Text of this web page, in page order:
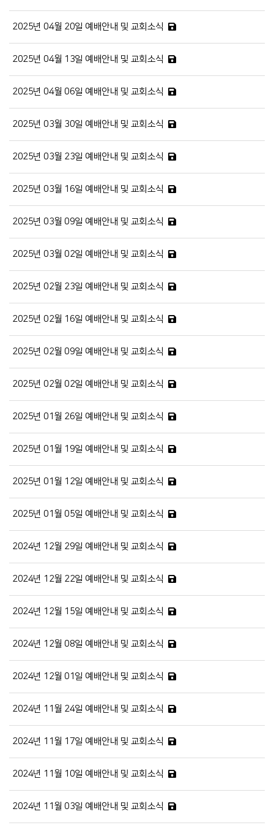
2025년 04월 20일 예배안내 및 교회소식
2025년 04월 13일 예배안내 및 교회소식
2025년 04월 06일 예배안내 및 교회소식
2025년 03월 30일 예배안내 및 교회소식
2025년 03월 23일 예배안내 및 교회소식
2025년 03월 16일 예배안내 및 교회소식
2025년 03월 09일 예배안내 및 교회소식
2025년 03월 02일 예배안내 및 교회소식
2025년 02월 23일 예배안내 및 교회소식
2025년 02월 16일 예배안내 및 교회소식
2025년 02월 09일 예배안내 및 교회소식
2025년 02월 02일 예배안내 및 교회소식
2025년 01월 26일 예배안내 및 교회소식
2025년 01월 19일 예배안내 및 교회소식
2025년 01월 12일 예배안내 및 교회소식
2025년 01월 05일 예배안내 및 교회소식
2024년 12월 29일 예배안내 및 교회소식
2024년 12월 22일 예배안내 및 교회소식
2024년 12월 15일 예배안내 및 교회소식
2024년 12월 08일 예배안내 및 교회소식
2024년 12월 01일 예배안내 및 교회소식
2024년 11월 24일 예배안내 및 교회소식
2024년 11월 17일 예배안내 및 교회소식
2024년 11월 10일 예배안내 및 교회소식
2024년 11월 03일 예배안내 및 교회소식